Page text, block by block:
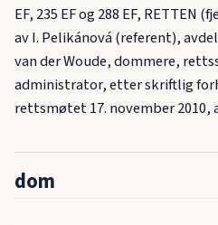
EF, 235 EF og 288 EF, RETTEN
av I. Pelikánová (referent),
van der Woude, dommere,
administrator, etter skriftlig
rettsmøtet 17. november 2010,
dom